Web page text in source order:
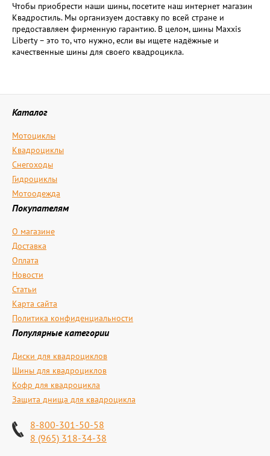
Чтобы приобрести наши шины, посетите наш интернет магазин
Квадростиль. Мы организуем доставку по всей стране и
предоставляем фирменную гарантию. В целом, шины Maxxis
Liberty – это то, что нужно, если вы ищете надёжные и
качественные шины для своего квадроцикла.
Каталог
Мотоциклы
Квадроциклы
Снегоходы
Гидроциклы
Мотоодежда
Покупателям
О магазине
Доставка
Оплата
Новости
Статьи
Карта сайта
Политика конфиденциальности
Популярные категории
Диски для квадроциклов
Шины для квадроциклов
Кофр для квадроцикла
Защита днища для квадроцикла
8-800-301-50-58
8 (965) 318-34-38